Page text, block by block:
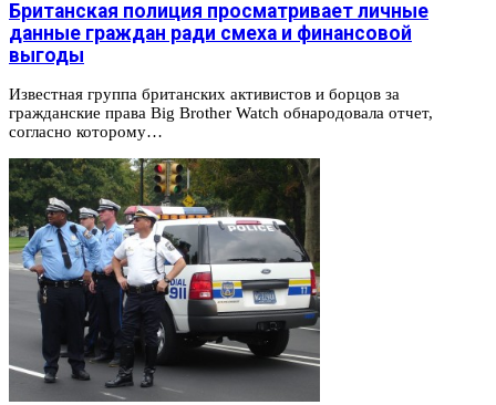
Британская полиция просматривает личные
данные граждан ради смеха и финансовой
выгоды
Известная группа британских активистов и борцов за
гражданские права Big Brother Watch обнародовала отчет,
согласно которому…